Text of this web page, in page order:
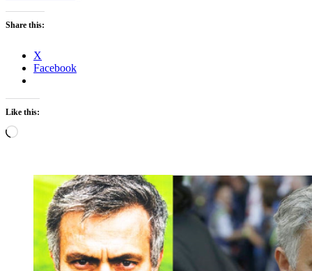
Share this:
X
Facebook
Like this:
Loading…